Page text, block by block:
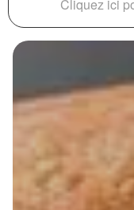
Cliquez ici